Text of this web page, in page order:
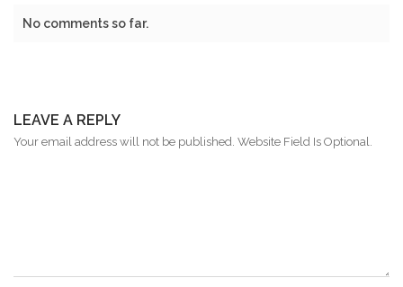
No comments so far.
LEAVE A REPLY
Your email address will not be published. Website Field Is Optional.